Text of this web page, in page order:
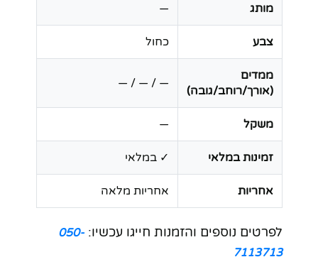
מותג —
צבע כחול
ממדים
(אורך/רוחב/גובה)
— / — / —
משקל —
זמינות במלאי ✓ במלאי
אחריות אחריות מלאה
לפרטים נוספים והזמנות חייגו עכשיו: 050-
7113713